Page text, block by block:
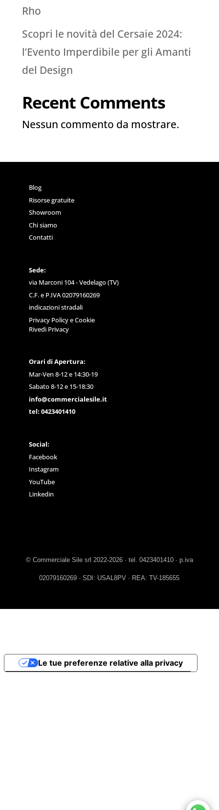
Rho
Scopri le novità del Cersaie 2024:
l’Evento Imperdibile per gli Amanti
del Design
Recent Comments
Nessun commento da mostrare.
Blog
Risorse gratuite
Showroom
Chi siamo
Contatti
Sede:
via Marconi 104 - Vedelago (TV)
C.F. e P.IVA 02079160269
indicazioni stradali
Privacy PolicyeCookie
Rivedi Privacy
Orari di Apertura:
Mar-Ven 8-12 e 14:30-19
Sabato 8-12 e 15-18:30
info@commercialesile.it
tel: 0423401410
Social:
Facebook
Instagram
YouTube
Linkedin
© Commerciale Sile srl 2022-2026 · tel. 0423401410 · p.iva
02079160269 · SDI: USAL8PV · REA: TV-185655
Le tue preferenze relative alla privacy